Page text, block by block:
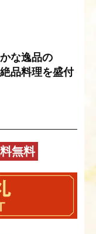
な逸品の
品料理を盛付
無料